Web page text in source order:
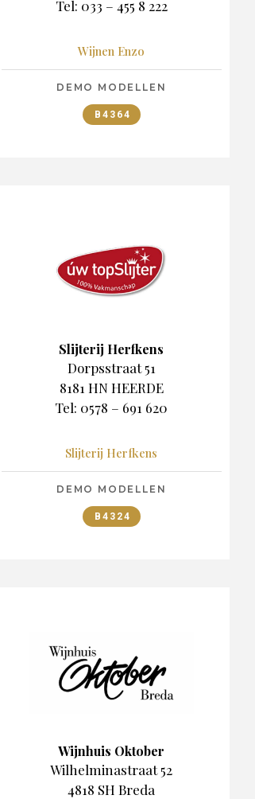
Tel: 033 – 455 8 222
Wijnen Enzo
DEMO MODELLEN
B4364
Slijterij Herfkens
Dorpsstraat 51
8181 HN HEERDE
Tel: 0578 – 691 620
Slijterij Herfkens
DEMO MODELLEN
B4324
Wijnhuis Oktober
Wilhelminastraat 52
4818 SH Breda